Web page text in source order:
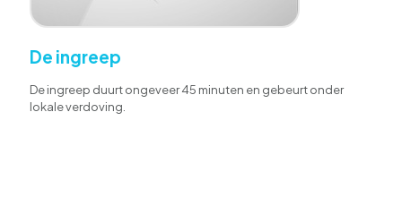
De ingreep
De ingreep duurt ongeveer 45 minuten en gebeurt onder
lokale verdoving.